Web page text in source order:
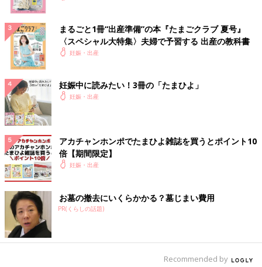
まるごと1冊“出産準備”の本『たまごクラブ 夏号』
〈スペシャル大特集〉夫婦で予習する 出産の教科書
妊娠・出産
妊娠中に読みたい！3冊の「たまひよ」
妊娠・出産
アカチャンホンポでたまひよ雑誌を買うとポイント10
倍【期間限定】
妊娠・出産
お墓の撤去にいくらかかる？墓じまい費用
PR(くらしの話題)
Recommended by